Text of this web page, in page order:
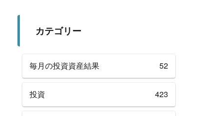
カテゴリー
毎月の投資資産結果 52
投資 423